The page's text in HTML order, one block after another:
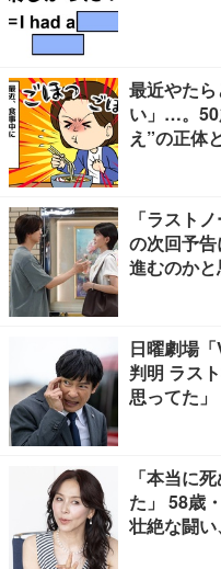
最近やた
い」…。50
え”の正体
「ラスト
の次回予
進むのか
日曜劇場
判明 ラス
思ってた
「本当に
た」 58歳
壮絶な闘